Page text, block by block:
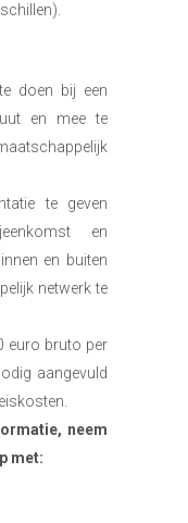
doen bij een
en mee te
te geven
en
en buiten
netwerk te
euro bruto per
aangevuld
neem
met: